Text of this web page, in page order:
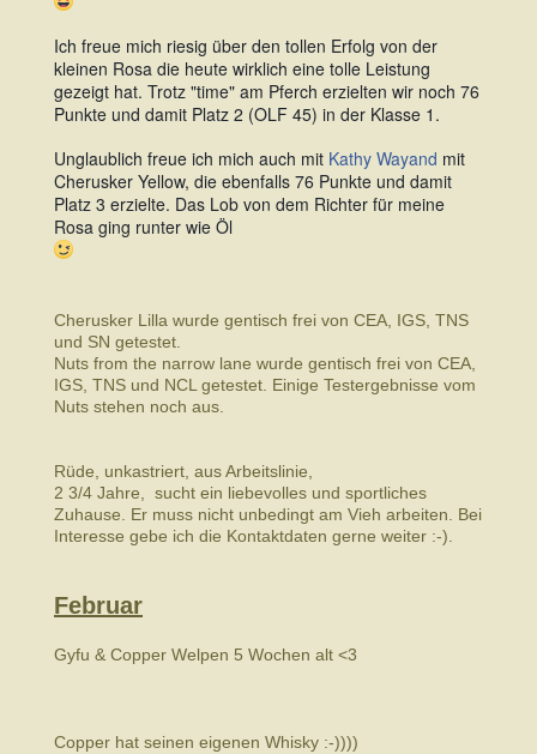
Ich freue mich riesig über den tollen Erfolg von der
kleinen Rosa die heute wirklich eine tolle Leistung
gezeigt hat. Trotz "time" am Pferch erzielten wir noch 76
Punkte und damit Platz 2 (OLF 45) in der Klasse 1.
Unglaublich freue ich mich auch mit Kathy Wayand mit
Cherusker Yellow, die ebenfalls 76 Punkte und damit
Platz 3 erzielte. Das Lob von dem Richter für meine
Rosa ging runter wie Öl
Cherusker Lilla wurde gentisch frei von CEA, IGS, TNS
und SN getestet.
Nuts from the narrow lane wurde gentisch frei von CEA,
IGS, TNS und NCL getestet. Einige Testergebnisse vom
Nuts stehen noch aus.
Rüde, unkastriert, aus Arbeitslinie,
2 3/4 Jahre, sucht ein liebevolles und sportliches
Zuhause. Er muss nicht unbedingt am Vieh arbeiten. Bei
Interesse gebe ich die Kontaktdaten gerne weiter :-).
Februar
Gyfu & Copper Welpen 5 Wochen alt <3
Copper hat seinen eigenen Whisky :-))))